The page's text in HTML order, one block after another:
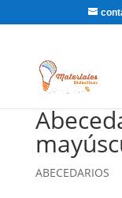
ABECEDARIOS